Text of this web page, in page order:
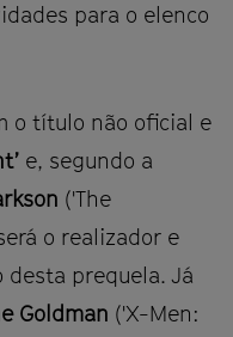
para o elenco
o título não oficial e
e, segundo a
('The
o realizador e
prequela. Já
Goldman ('X-Men: